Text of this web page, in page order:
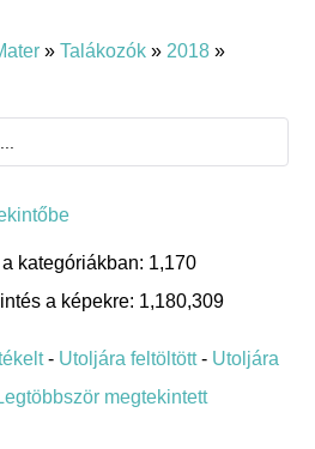
» Talákozók » 2018 »
kategóriákban: 1,170
a képekre: 1,180,309
- Utoljára feltöltött- Utoljára
megtekintett